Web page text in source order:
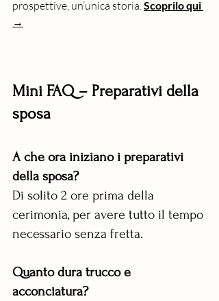
prospettive, un’unica storia. Scoprilo qui
→
Mini FAQ – Preparativi della
sposa
A che ora iniziano i preparativi
della sposa?
Di solito 2 ore prima della
cerimonia, per avere tutto il tempo
necessario senza fretta.
Quanto dura trucco e
acconciatura?